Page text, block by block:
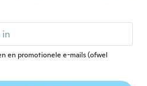
2017 · 7 beoordelingen
2016 · 2 beoordelingen
en promotionele e-mails (ofwel